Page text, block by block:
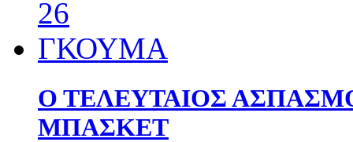
Ο ΤΕΛΕΥΤΑΙΟΣ
ΜΠΑΣΚΕΤ